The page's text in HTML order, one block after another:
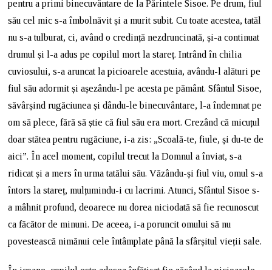
pentru a primi binecuvântare de la Părintele Sisoe. Pe drum, fiul
său cel mic s-a îmbolnăvit și a murit subit. Cu toate acestea, tatăl
nu s-a tulburat, ci, având o credință nezdruncinată, și-a continuat
drumul și l-a adus pe copilul mort la stareț. Intrând în chilia
cuviosului, s-a aruncat la picioarele acestuia, avându-l alături pe
fiul său adormit și așezându-l pe acesta pe pământ. Sfântul Sisoe,
săvârșind rugăciunea și dându-le binecuvântare, l-a îndemnat pe
om să plece, fără să știe că fiul său era mort. Crezând că micuțul
doar stătea pentru rugăciune, i-a zis: „Scoală-te, fiule, și du-te de
aici”. În acel moment, copilul trecut la Domnul a înviat, s-a
ridicat și a mers în urma tatălui său. Văzându-și fiul viu, omul s-a
întors la stareț, mulțumindu-i cu lacrimi. Atunci, Sfântul Sisoe s-
a mâhnit profund, deoarece nu dorea niciodată să fie recunoscut
ca făcător de minuni. De aceea, i-a poruncit omului să nu
povestească nimănui cele întâmplate până la sfârșitul vieții sale.